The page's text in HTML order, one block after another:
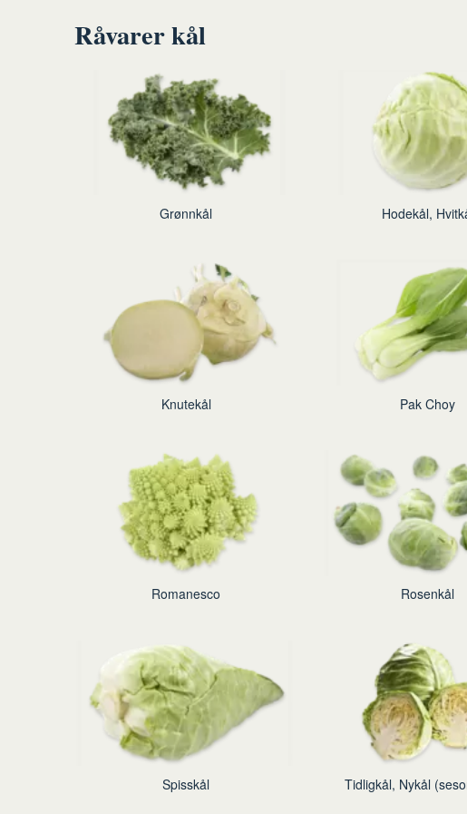
Råvarer kål
Grønnkål Hodekål,
Knutekål Pak Choy
Romanesco Rosenkål
Spisskål Tidligkål, Nykål